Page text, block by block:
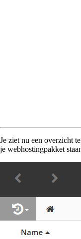
Je ziet nu een overzicht
je webhostingpakket